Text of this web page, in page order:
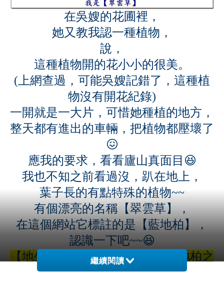
在吳嫂的花圃裡，
她又教我認一種植物，
說，
這種植物開的花小小的很美。
(上網查過，可能吳嫂記錯了，這種植
物沒有開花紀錄)
一開就是一大片，可惜她種植的地方，
整天都有進出的車輛，把植物都壓壞了
😖
應我的要求，看看廬山真面目😆
我也不知之前看過沒，趴在地上，
葉子長的有點特殊的植物~~
有個漂亮的名稱【翠雲草】，
在這個網站它標註的是【藍地柏】，
認識一下吧~~😆
【地生，葉面具泛藍光，故有藍地柏之
稱。】原來如此😆
繼續閱讀